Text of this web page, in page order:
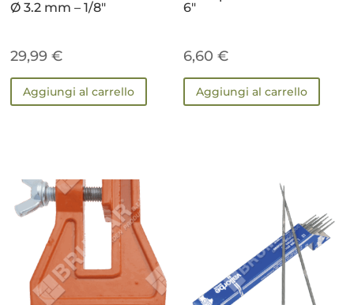
Ø 3.2 mm – 1/8″
29,99€
Aggiungi al carrello
6″
6,60€
Aggiungi al carrello